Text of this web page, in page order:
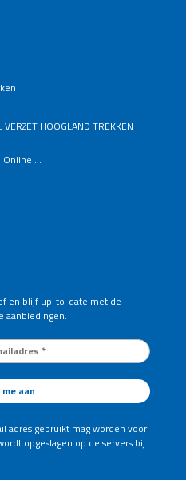
HOOGLAND TREKKEN
Online …
en blijf up-to-date met de
aanbiedingen.
adres gebruikt mag worden voor
opgeslagen op de servers bij